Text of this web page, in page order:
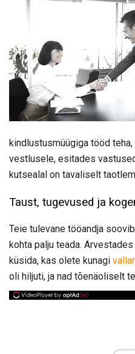
kindlustusmüügiga tööd
vestlusele, esitades
kutsealal on tavaliselt
Taust, tugevused ja
Teie tulevane tööandja
kohta palju teada.
küsida, kas olete kunagi
oli hiljuti, ja nad tõenäoliselt